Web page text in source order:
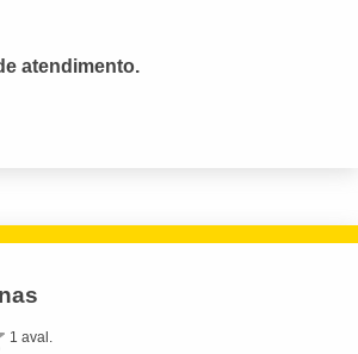
atendimento.
1 aval.